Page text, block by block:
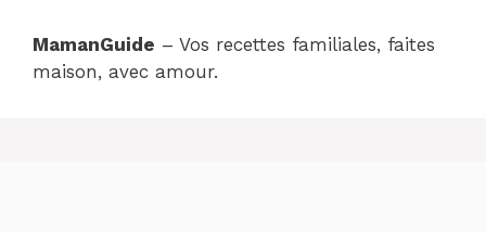
MamanGuide – Vos recettes familiales, faites
maison, avec amour.